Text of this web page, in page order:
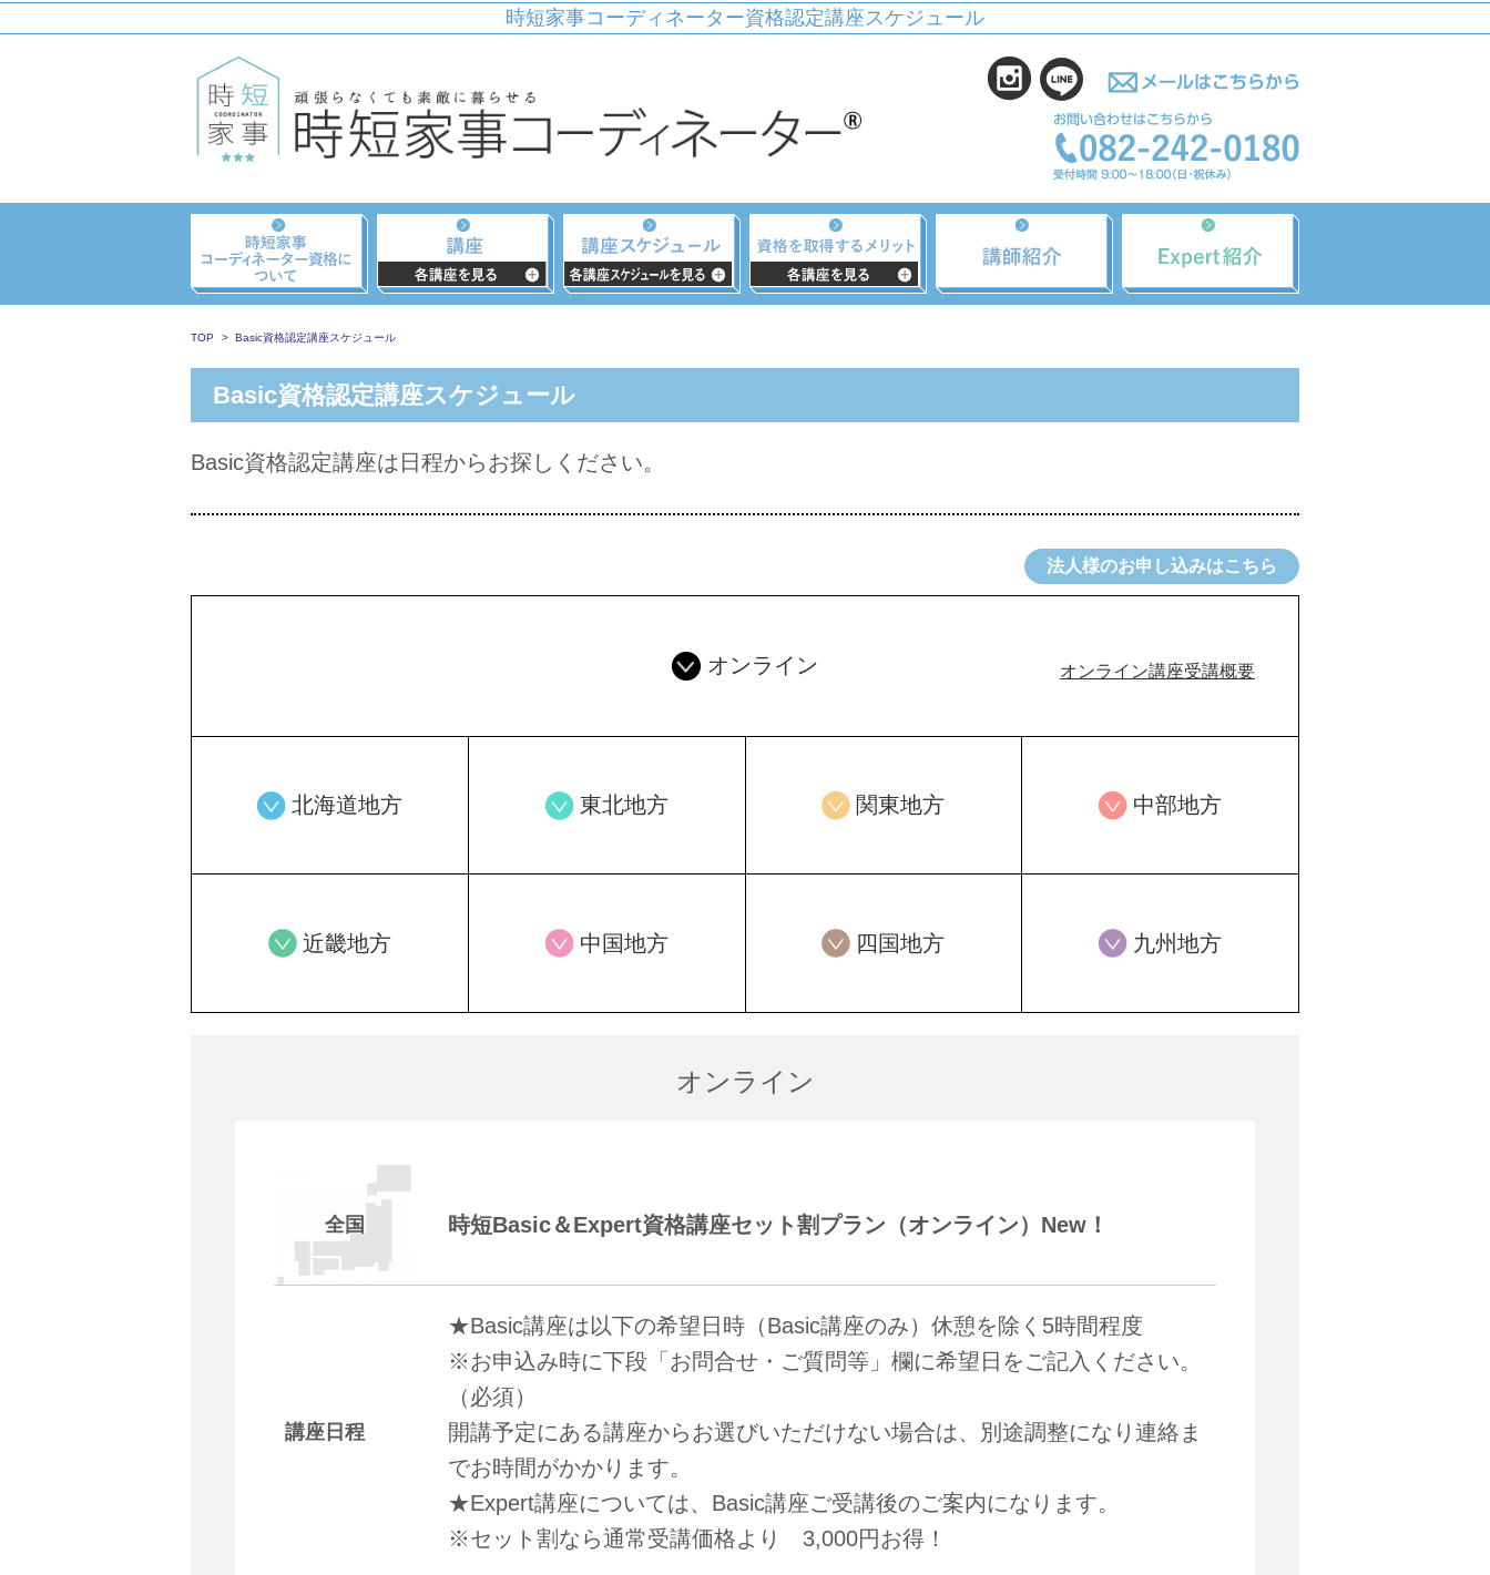
時短家事コーディネーター資格認定講座スケジュール
TOP Basic資格認定講座スケジュール
Basic資格認定講座スケジュール
Basic資格認定講座は日程からお探しください。
法人様のお申し込みはこちら
オンライン オンライン講座受講概要
北海道地方 東北地方 関東地方 中部地方
近畿地方 中国地方 四国地方 九州地方
オンライン
全国 時短Basic＆Expert資格講座セット割プラン（オンライン）New！
講座日程
★Basic講座は以下の希望日時（Basic講座のみ）休憩を除く5時間程度
※お申込み時に下段「お問合せ・ご質問等」欄に希望日をご記入ください。
（必須）
開講予定にある講座からお選びいただけない場合は、別途調整になり連絡ま
でお時間がかかります。
★Expert講座については、Basic講座ご受講後のご案内になります。
※セット割なら通常受講価格より 3,000円お得！